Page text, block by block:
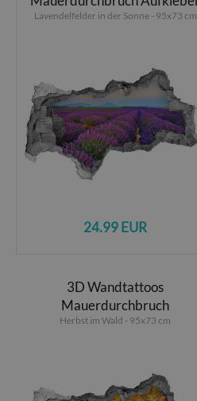
Lavendelfelder in der Sonne - 95x73 cm
24.99 EUR
3D Wandtattoos
Mauerdurchbruch
Herbst im Wald - 95x73 cm